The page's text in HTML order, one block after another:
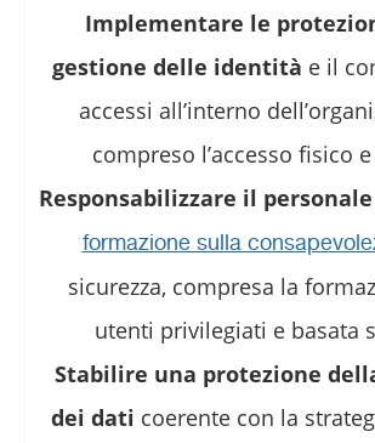
Implementare le
gestione delle identità e il
accessi all’interno
compreso l’accesso fisico
Responsabilizzare il personale
formazione sulla
sicurezza, compresa la
utenti privilegiati e basata
Stabilire una protezione
dei dati coerente con la